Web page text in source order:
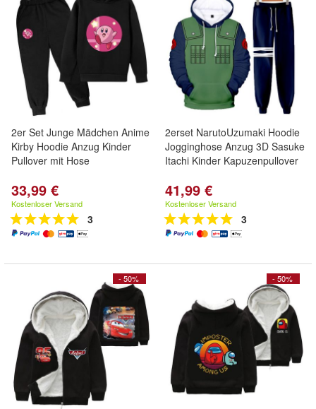
2er Set Junge Mädchen Anime
Kirby Hoodie Anzug Kinder
Pullover mit Hose
33,99 €
Kostenloser Versand
3
2erset NarutoUzumaki Hoodie
Jogginghose Anzug 3D Sasuke
Itachi Kinder Kapuzenpullover
41,99 €
Kostenloser Versand
3
- 50% - 50%